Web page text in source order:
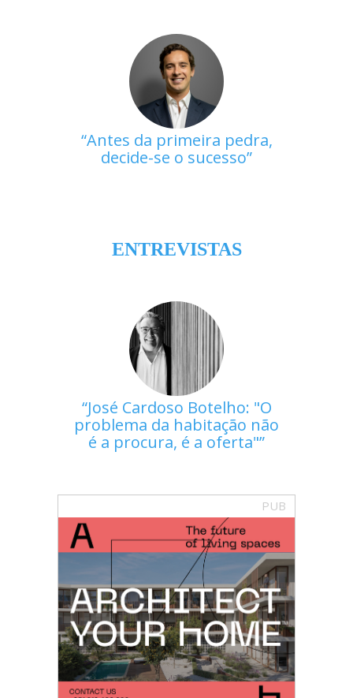
Antes da primeira pedra,
decide-se o sucesso
ENTREVISTAS
José Cardoso Botelho: "O
problema da habitação não
é a procura, é a oferta"
PUB